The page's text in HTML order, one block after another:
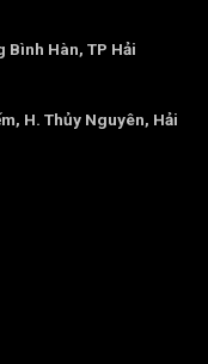
Hàn, TP Hải
H. Thủy Nguyên, Hải